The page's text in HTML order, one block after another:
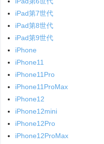
iPad第7世代
iPad第8世代
iPad第9世代
iPhone
iPhone11
iPhone11Pro
iPhone11ProMax
iPhone12
iPhone12mini
iPhone12Pro
iPhone12ProMax